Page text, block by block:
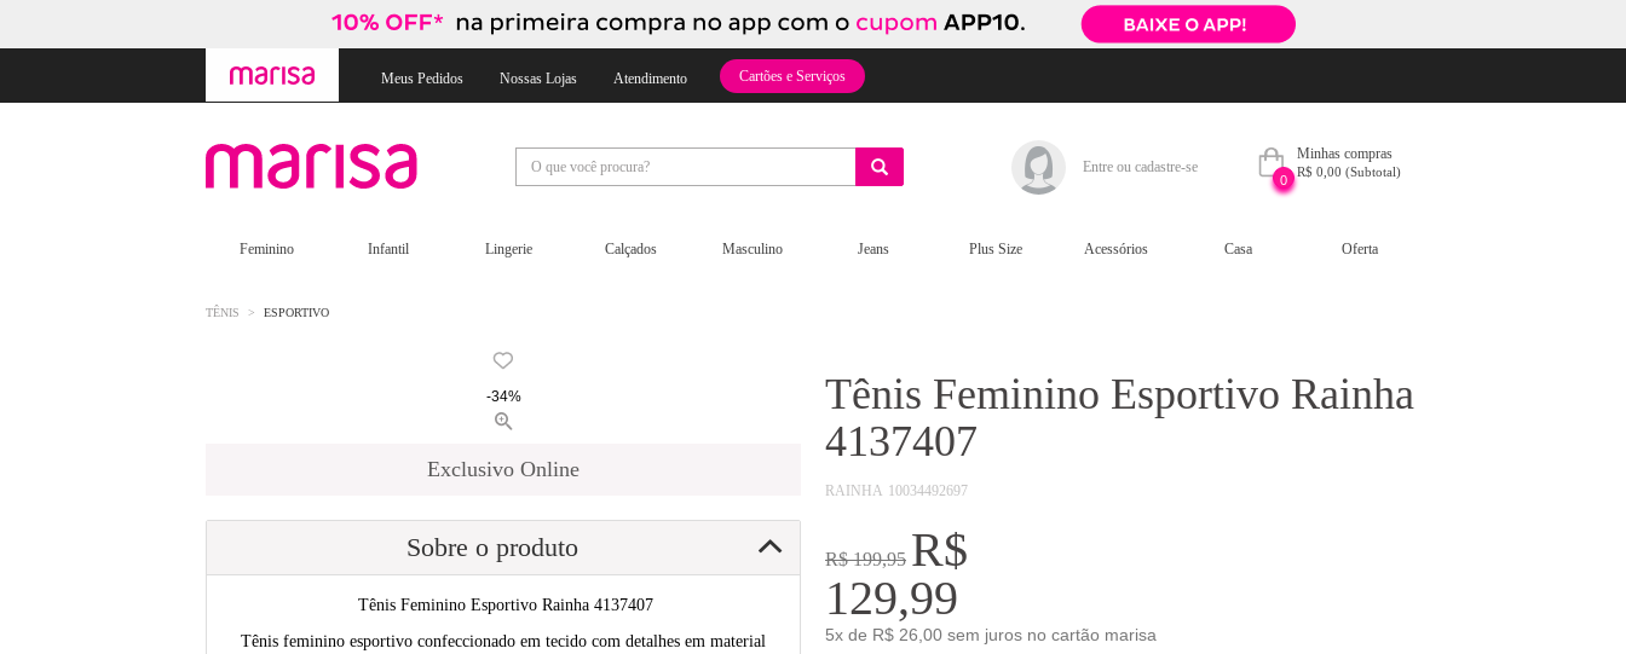
Meus Pedidos Nossas Lojas Atendimento Cartões e Serviços
Entre ou cadastre-se
0
Minhas compras
R$ 0,00 (Subtotal)
Feminino Infantil Lingerie Calçados Masculino Jeans Plus Size Acessórios Casa Oferta
TÊNIS ESPORTIVO
-34%
Exclusivo Online
Sobre o produto
Tênis Feminino Esportivo Rainha 4137407
Tênis feminino esportivo confeccionado em tecido com detalhes em material
Tênis Feminino Esportivo Rainha
4137407
RAINHA 10034492697
R$ 199,95 R$
129,99
5x de R$ 26,00 sem juros no cartão marisa